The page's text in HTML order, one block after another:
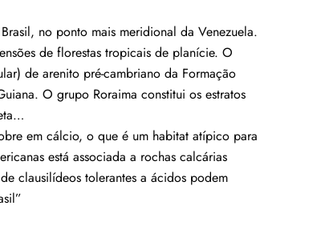
no ponto mais meridional da Venezuela.
de florestas tropicais de planície. O
de arenito pré-cambriano da Formação
O grupo Roraima constitui os estratos
em cálcio, o que é um habitat atípico para
está associada a rochas calcárias
clausilídeos tolerantes a ácidos podem